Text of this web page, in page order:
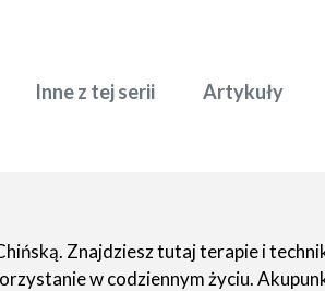
Inne z tej serii Artykuły
Znajdziesz tutaj terapie i
w codziennym życiu.